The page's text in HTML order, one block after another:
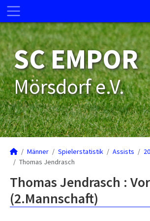
SC EMPOR
Mörsdorf e.V.
Männer Spielerstatistik Assists
Thomas Jendrasch
Thomas Jendrasch :
(2.Mannschaft)